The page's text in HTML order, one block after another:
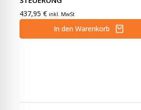
437,95 € inkl. MwSt
In den Warenkorb